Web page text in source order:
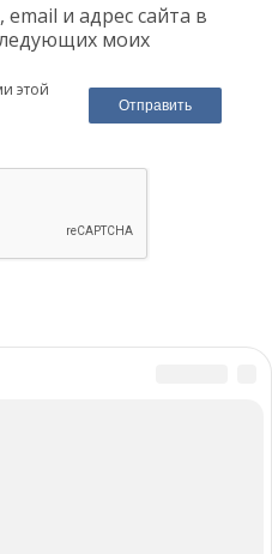
и адрес сайта в
моих
этой